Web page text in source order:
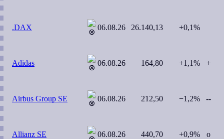
.DAX 06.08.26 26.140,13 +0,1%
Adidas 06.08.26 164,80 +1,1% +
Airbus Group SE 06.08.26 212,50 −1,2% --
Allianz SE 06.08.26 440,70 +0,9% o